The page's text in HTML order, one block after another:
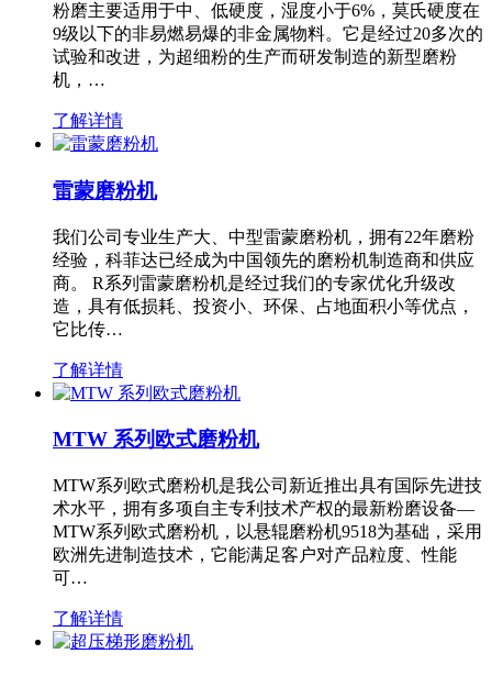
粉磨主要适用于中、低硬度，湿度小于6%，莫氏硬度在
9级以下的非易燃易爆的非金属物料。它是经过20多次的
试验和改进，为超细粉的生产而研发制造的新型磨粉
机，…
了解详情
雷蒙磨粉机
我们公司专业生产大、中型雷蒙磨粉机，拥有22年磨粉
经验，科菲达已经成为中国领先的磨粉机制造商和供应
商。 R系列雷蒙磨粉机是经过我们的专家优化升级改
造，具有低损耗、投资小、环保、占地面积小等优点，
它比传…
了解详情
MTW 系列欧式磨粉机
MTW系列欧式磨粉机是我公司新近推出具有国际先进技
术水平，拥有多项自主专利技术产权的最新粉磨设备—
MTW系列欧式磨粉机，以悬辊磨粉机9518为基础，采用
欧洲先进制造技术，它能满足客户对产品粒度、性能
可…
了解详情